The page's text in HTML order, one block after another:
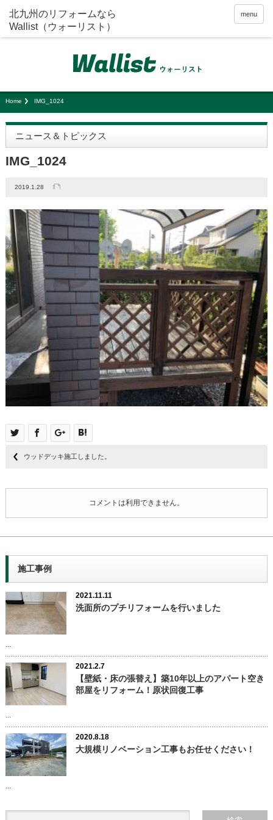
menu
Home IMG_1024
ニュース＆トピックス
IMG_1024
2019.1.28
ウッドデッキ施工しました。
コメントは利用できません。
施工事例
2021.11.11
洗面所のプチリフォームを行いました
2021.2.7
【壁紙・床の張替え】築10年以上のアパート空き
部屋をリフォーム！原状回復工事
2020.8.18
大規模リノベーション工事もお任せください！